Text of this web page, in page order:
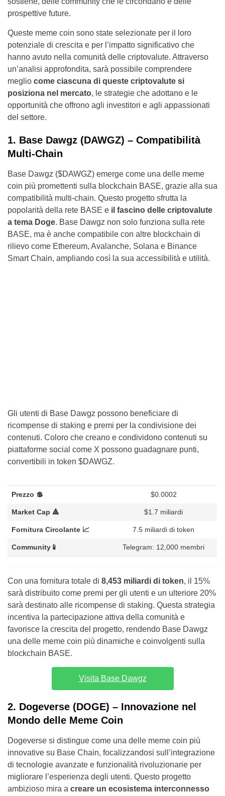
prospettive future.
Queste meme coin sono state selezionate per il loro
potenziale di crescita e per l’impatto significativo che
hanno avuto nella comunità delle criptovalute. Attraverso
un’analisi approfondita, sarà possibile comprendere
meglio come ciascuna di queste criptovalute si
posiziona nel mercato, le strategie che adottano e le
opportunità che offrono agli investitori e agli appassionati
del settore.
1. Base Dawgz (DAWGZ) – Compatibilità
Multi-Chain
Base Dawgz ($DAWGZ) emerge come una delle meme
coin più promettenti sulla blockchain BASE, grazie alla sua
compatibilità multi-chain. Questo progetto sfrutta la
popolarità della rete BASE e il fascino delle criptovalute
a tema Doge. Base Dawgz non solo funziona sulla rete
BASE, ma è anche compatibile con altre blockchain di
rilievo come Ethereum, Avalanche, Solana e Binance
Smart Chain, ampliando così la sua accessibilità e utilità.
Gli utenti di Base Dawgz possono beneficiare di
ricompense di staking e premi per la condivisione dei
contenuti. Coloro che creano e condividono contenuti su
piattaforme social come X possono guadagnare punti,
convertibili in token $DAWGZ.
Prezzo 💲 $0.0002
Market Cap 🔺 $1.7 miliardi
Fornitura Circolante 📈 7.5 miliardi di token
Community📱 Telegram: 12,000 membri
Con una fornitura totale di 8,453 miliardi di token, il 15%
sarà distribuito come premi per gli utenti e un ulteriore 20%
sarà destinato alle ricompense di staking. Questa strategia
incentiva la partecipazione attiva della comunità e
favorisce la crescita del progetto, rendendo Base Dawgz
una delle meme coin più dinamiche e coinvolgenti sulla
blockchain BASE.
Visita Base Dawgz
2. Dogeverse (DOGE) – Innovazione nel
Mondo delle Meme Coin
Dogeverse si distingue come una delle meme coin più
innovative su Base Chain, focalizzandosi sull’integrazione
di tecnologie avanzate e funzionalità rivoluzionarie per
migliorare l’esperienza degli utenti. Questo progetto
ambizioso mira a creare un ecosistema interconnesso